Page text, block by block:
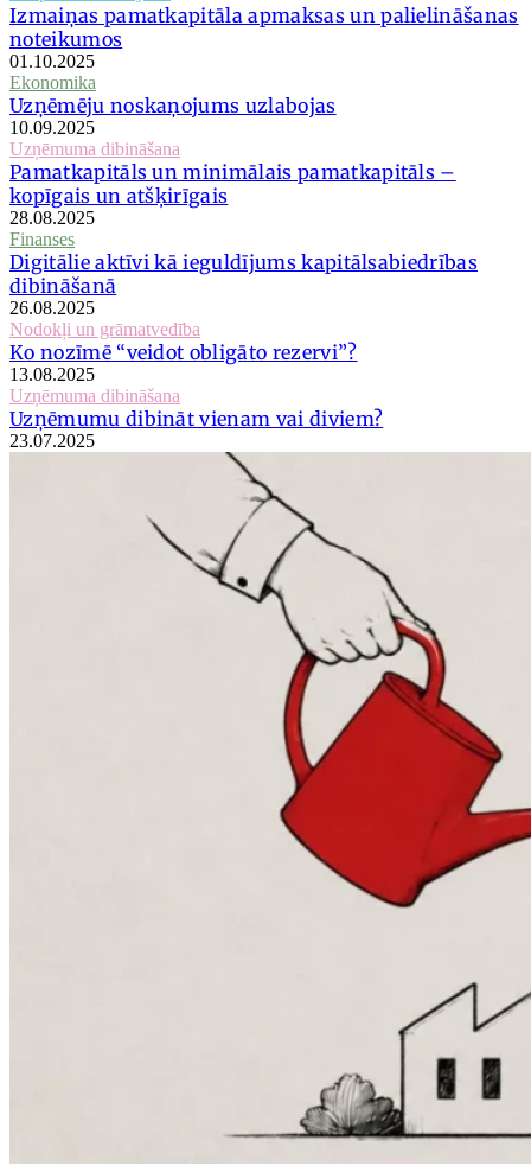
Izmaiņas pamatkapitāla apmaksas un palielināšanas
noteikumos
01.10.2025
Ekonomika
Uzņēmēju noskaņojums uzlabojas
10.09.2025
Uzņēmuma dibināšana
Pamatkapitāls un minimālais pamatkapitāls –
kopīgais un atšķirīgais
28.08.2025
Finanses
Digitālie aktīvi kā ieguldījums kapitālsabiedrības
dibināšanā
26.08.2025
Nodokļi un grāmatvedība
Ko nozīmē “veidot obligāto rezervi”?
13.08.2025
Uzņēmuma dibināšana
Uzņēmumu dibināt vienam vai diviem?
23.07.2025